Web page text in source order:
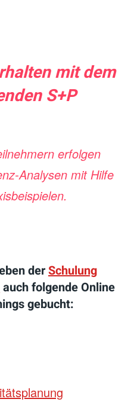
mit dem
S+P
erfolgen
Analysen mit Hilfe
derSchulung
auch folgende Online
gebucht: